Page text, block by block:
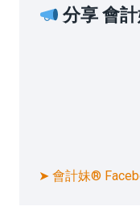
分享 會
➤ 會計妹®